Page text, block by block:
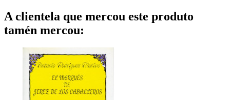
A clientela que mercou este produto
tamén mercou: